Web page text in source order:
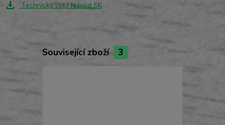
Technický list / Návod SK
Související zboží 3